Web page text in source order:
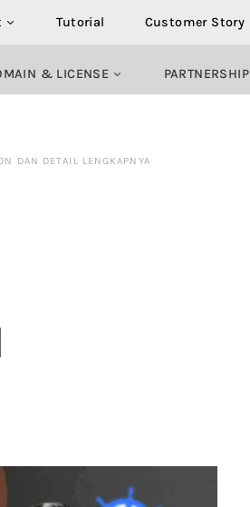
Tutorial Customer Story
& LICENSE PARTNERSHIP
DAN DETAIL LENGKAPNYA